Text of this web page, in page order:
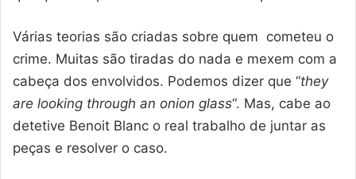
Várias teorias são criadas sobre quem cometeu o
crime. Muitas são tiradas do nada e mexem com a
cabeça dos envolvidos. Podemos dizer que “they
are looking through an onion glass“. Mas, cabe ao
detetive Benoit Blanc o real trabalho de juntar as
peças e resolver o caso.